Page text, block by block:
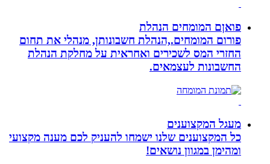
פואןם המומחים הנהלת
פורום המומחים.,הנהלת חשבונותן, מנהלי את תחום
החזרי המס לשכירים ואחראית על מחלקת הנהלת
החשבונות לעצמאים.
מעגל המקצוענים
כל המקצוענים שלנו ישמחו להעניק לכם מענה מקצועי
ומהימן במגוון נושאים!